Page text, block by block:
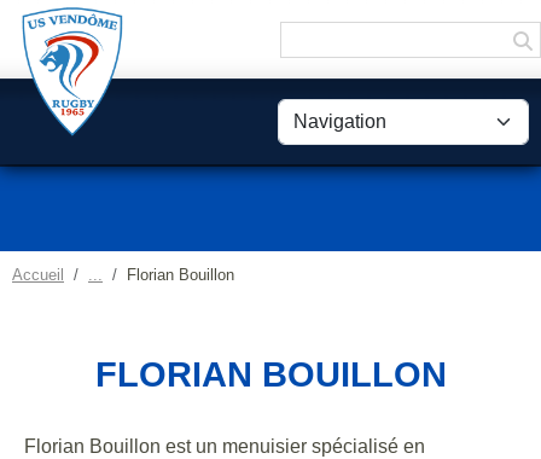
Accueil Florian Bouillon
FLORIAN BOUILLON
Florian Bouillon est un menuisier spécialisé en
Panneau de gestion des cookies